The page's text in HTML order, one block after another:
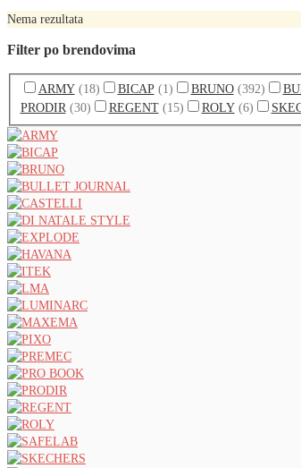
Nema rezultata
Filter po brendovima
ARMY (18) BICAP (1) BRUNO (392)
PRODIR (30) REGENT (15) ROLY (6)